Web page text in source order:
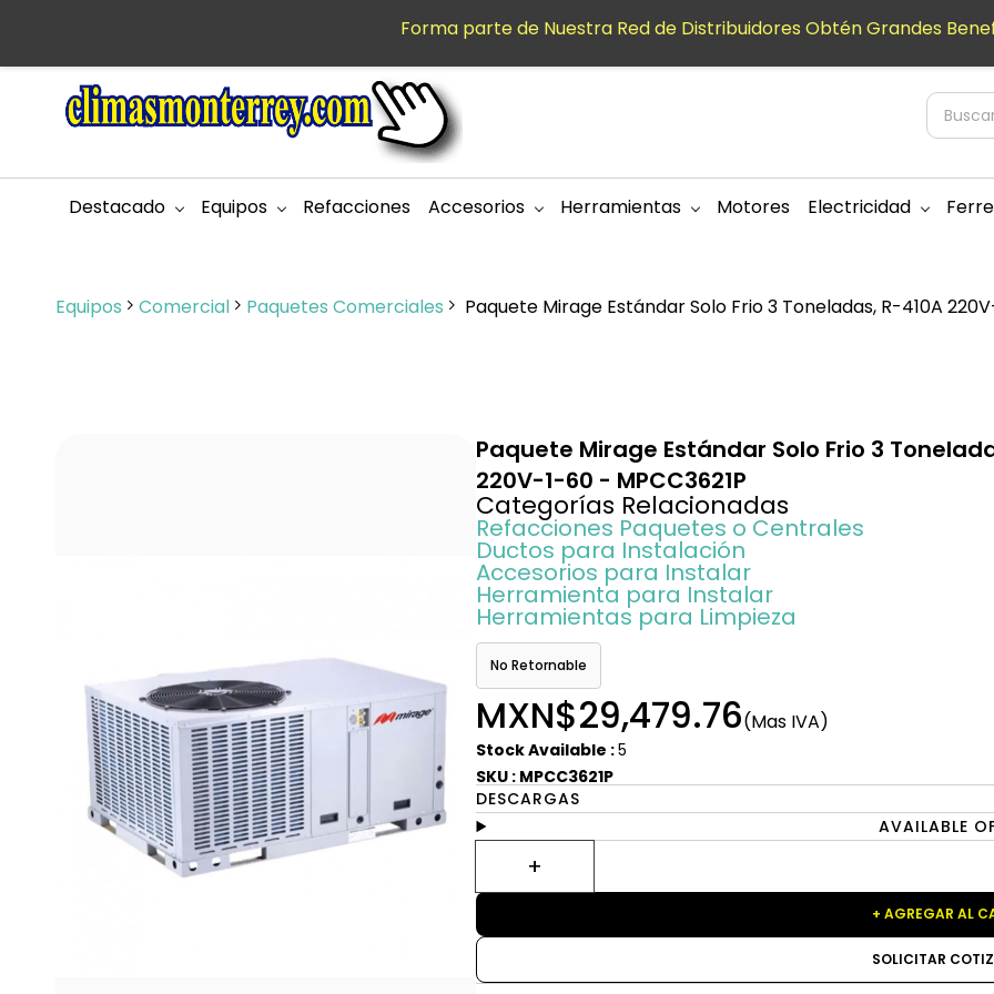
principal
Destacado Equipos Refacciones Accesorios Herramientas Motores Electricidad
Equipos Comercial Paquetes Comerciales Paquete Mirage Estándar Solo Frio 3 Toneladas, R-410A
Paquete Mirage Estándar Solo Frio 3
220V-1-60 - MPCC3621P
Categorías Relacionadas
Refacciones Paquetes o Centrales
Ductos para Instalación
Accesorios para Instalar
Herramienta para Instalar
Herramientas para Limpieza
No Retornable
MXN$29,479.76(Mas IVA)
Stock Available :5
SKU : MPCC3621P
DESCARGAS
AVAILABLE
+ AGREGAR AL
SOLICITAR
Forma parte de Nuestra Red de Distribuidores Obtén Grandes